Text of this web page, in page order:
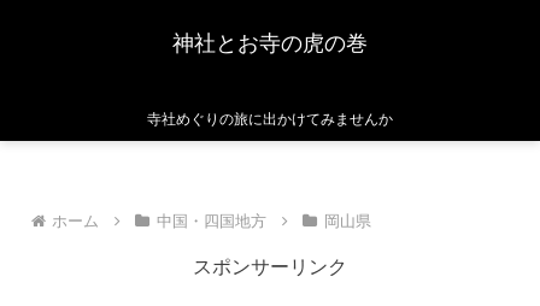
神社とお寺の虎の巻
寺社めぐりの旅に出かけてみませんか
ホーム 中国・四国地方 岡山県
スポンサーリンク